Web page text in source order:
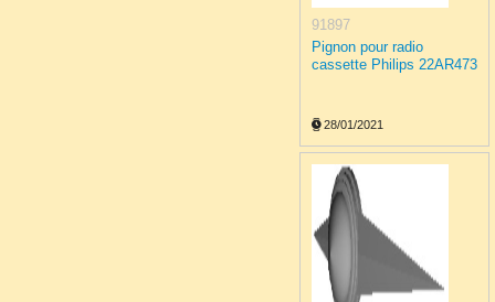
91897
Pignon pour radio
cassette Philips 22AR473
28/01/2021